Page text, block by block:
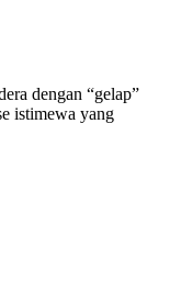
dengan “gelap”
istimewa yang